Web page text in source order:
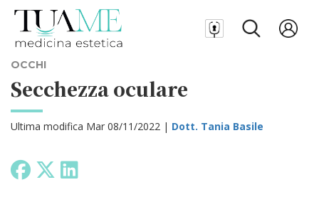
OCCHI
Secchezza oculare
Ultima modifica Mar 08/11/2022 | Dott. Tania Basile